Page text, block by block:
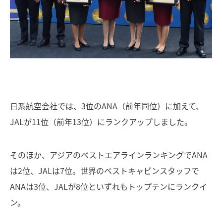
日系航空会社では、3位のANA（前年同位）に加えて、
JALが11位（前年13位）にランクアップしました。
そのほか、アジアのベストエアラインランキングでANA
は2位、JALは7位。世界のベストキャビンスタッフで
ANAは3位、JALが8位といずれもトップテンにランクイ
ン。